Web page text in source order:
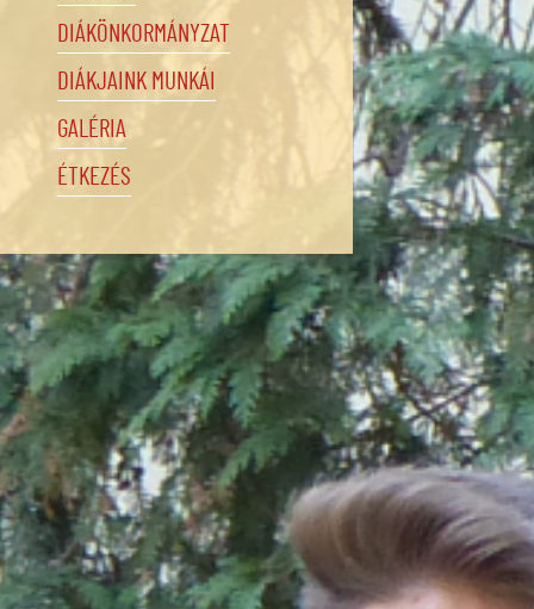
DIÁKÖNKORMÁNYZAT
DIÁKJAINK MUNKÁI
GALÉRIA
ÉTKEZÉS